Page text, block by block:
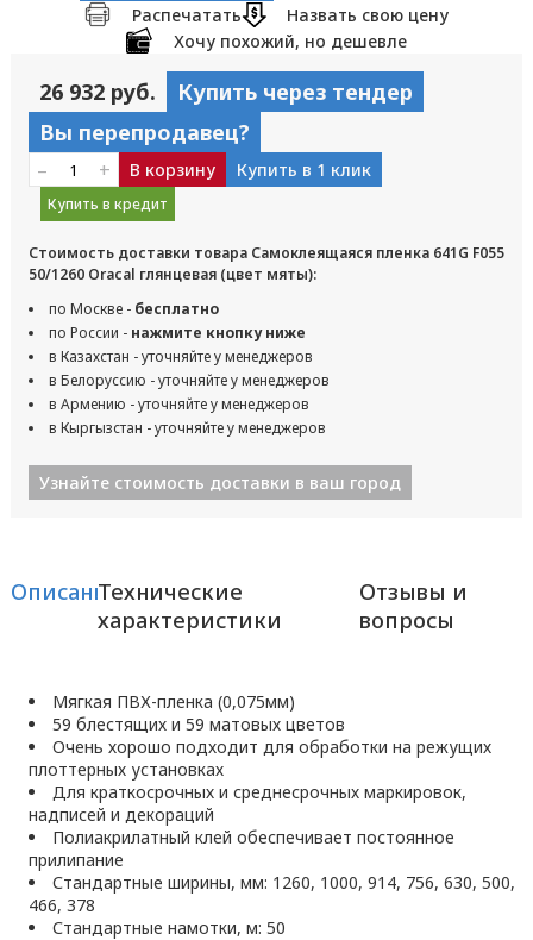
Распечатать
Назвать свою цену
Хочу похожий, но дешевле
26 932 руб.
Купить через тендер
Вы перепродавец?
– + В корзину Купить в 1 клик
Купить в кредит
Стоимость доставки товара Самоклеящаяся пленка 641G F055
50/1260 Oracal глянцевая (цвет мяты):
по Москве - бесплатно
по России - нажмите кнопку ниже
в Казахстан - уточняйте у менеджеров
в Белоруссию - уточняйте у менеджеров
в Армению - уточняйте у менеджеров
в Кыргызстан - уточняйте у менеджеров
Узнайте стоимость доставки в ваш город
ОписаниеТехнические
характеристики
Отзывы и
вопросы
Мягкая ПВХ-пленка (0,075мм)
59 блестящих и 59 матовых цветов
Очень хорошо подходит для обработки на режущих
плоттерных установках
Для краткосрочных и среднесрочных маркировок,
надписей и декораций
Полиакрилатный клей обеспечивает постоянное
прилипание
Стандартные ширины, мм: 1260, 1000, 914, 756, 630, 500,
466, 378
Стандартные намотки, м: 50